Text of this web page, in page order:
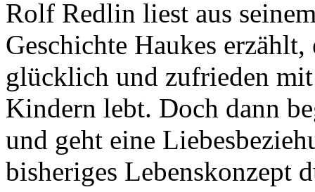
Rolf Redlin liest aus
Geschichte Haukes
glücklich und zufrieden
Kindern lebt. Doch dann
und geht eine
bisheriges Lebenskonzept